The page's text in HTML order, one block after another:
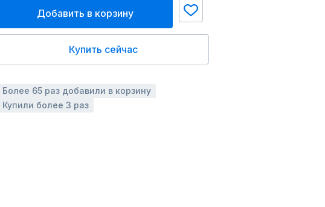
Добавить в корзину
Купить сейчас
Более 65 раз добавили в корзину
Купили более 3 раз